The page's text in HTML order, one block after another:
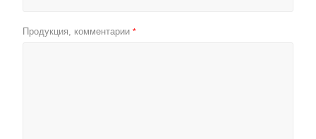
Продукция, комментарии *